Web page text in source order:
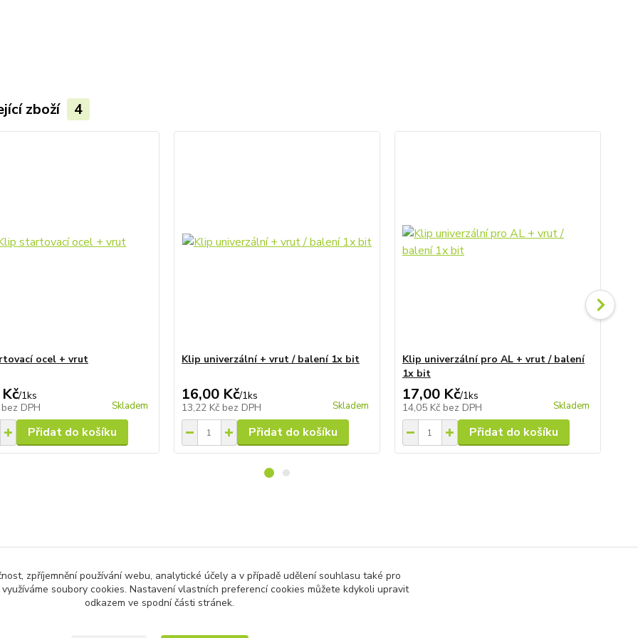
zboží 4
ocel + vrut
/1ks
bez DPH Skladem
Přidat do košíku
Klip univerzální + vrut / balení 1x bit
16,00 Kč/1ks
13,22 Kč bez DPH Skladem
Přidat do košíku
Klip univerzální pro AL + vrut / balení
1x bit
17,00 Kč/1ks
14,05 Kč bez DPH Skladem
Přidat do košíku
prkna Trex
zpříjemnění používání webu, analytické účely a v případě udělení souhlasu také pro
soubory cookies. Nastavení vlastních preferencí cookies můžete kdykoli upravit
odkazem ve spodní části stránek.